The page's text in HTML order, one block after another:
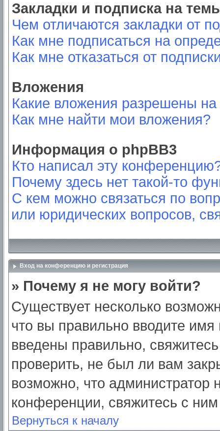
Закладки и подписка на
Чем отличаются закладки от
Как мне подписаться на
Как мне отказаться от
Вложения
Какие вложения разрешены
Как мне найти мои вложения?
Информация о phpBB3
Кто написал эту
Почему здесь нет такой-то
С кем можно связаться по
или юридических вопросов,
Вход на конференцию и регистрация
» Почему я не могу войти?
Существует несколько
что вы правильно вводите
введены правильно,
проверить, не был ли вам
возможно, что администратор
конференции, свяжитесь с
Вернуться к началу